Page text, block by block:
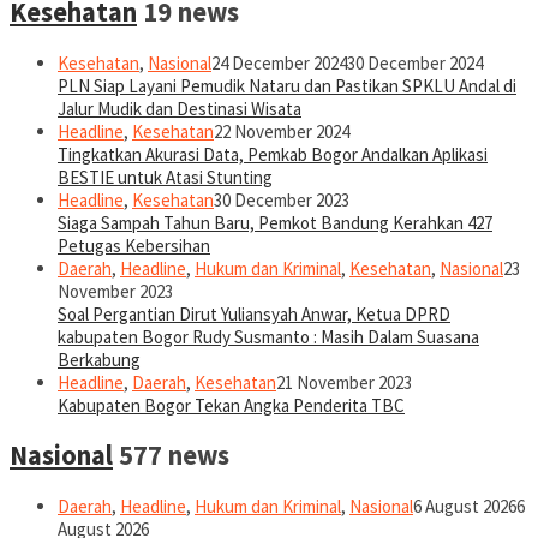
Kesehatan 19 news
Kesehatan, Nasional24 December 202430 December 2024
PLN Siap Layani Pemudik Nataru dan Pastikan SPKLU Andal di
Jalur Mudik dan Destinasi Wisata
Headline, Kesehatan22 November 2024
Tingkatkan Akurasi Data, Pemkab Bogor Andalkan Aplikasi
BESTIE untuk Atasi Stunting
Headline, Kesehatan30 December 2023
Siaga Sampah Tahun Baru, Pemkot Bandung Kerahkan 427
Petugas Kebersihan
Daerah, Headline, Hukum dan Kriminal, Kesehatan, Nasional23
November 2023
Soal Pergantian Dirut Yuliansyah Anwar, Ketua DPRD
kabupaten Bogor Rudy Susmanto : Masih Dalam Suasana
Berkabung
Headline, Daerah, Kesehatan21 November 2023
Kabupaten Bogor Tekan Angka Penderita TBC
Nasional 577 news
Daerah, Headline, Hukum dan Kriminal, Nasional6 August 20266
August 2026